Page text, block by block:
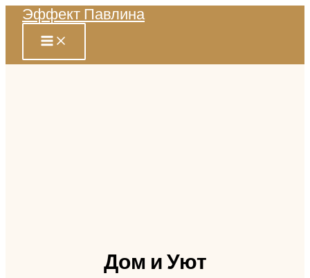
Перейти
содержимому
Эффект Павлина
Дом и Уют